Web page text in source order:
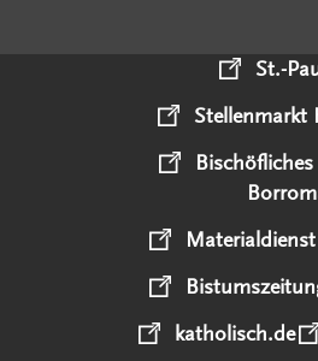
St.-
Stellenmarkt
katholisch.de